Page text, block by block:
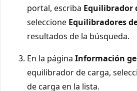
portal, escriba Equilibrador
seleccione Equilibradores
resultados de la búsqueda.
En la página Información
equilibrador de carga,
de carga en la lista.